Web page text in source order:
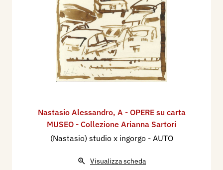
Nastasio Alessandro, A - OPERE su carta
MUSEO - Collezione Arianna Sartori
(Nastasio) studio x ingorgo - AUTO
Visualizza scheda